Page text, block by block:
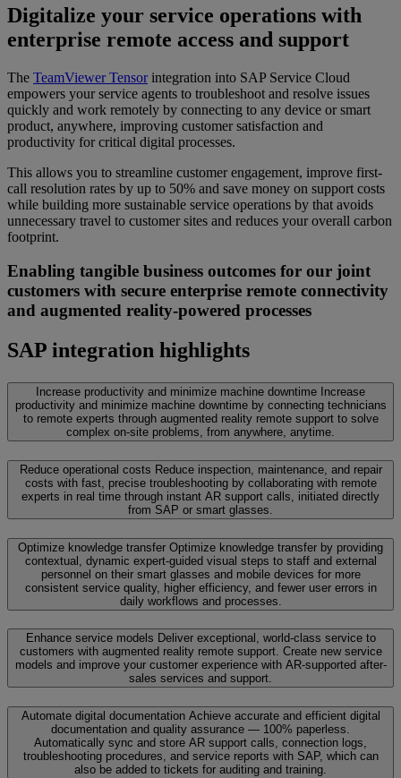
Digitalize your service operations with
enterprise remote access and support
The TeamViewer Tensorintegration into SAP Service Cloud
empowers your service agents to troubleshoot and resolve issues
quickly and work remotely by connecting to any device or smart
product, anywhere, improving customer satisfaction and
productivity for critical digital processes.
This allows you to streamline customer engagement, improve first-
call resolution rates by up to 50% and save money on support costs
while building more sustainable service operations by that avoids
unnecessary travel to customer sites and reduces your overall carbon
footprint.
Enabling tangible business outcomes for our joint
customers with secure enterprise remote connectivity
and augmented reality-powered processes
SAP integration highlights
Increase productivity and minimize machine downtime Increase
productivity and minimize machine downtime by connecting technicians
to remote experts through augmented reality remote support to solve
complex on-site problems, from anywhere, anytime.
Reduce operational costs Reduce inspection, maintenance, and repair
costs with fast, precise troubleshooting by collaborating with remote
experts in real time through instant AR support calls, initiated directly
from SAP or smart glasses.
Optimize knowledge transfer Optimize knowledge transfer by providing
contextual, dynamic expert-guided visual steps to staff and external
personnel on their smart glasses and mobile devices for more
consistent service quality, higher efficiency, and fewer user errors in
daily workflows and processes.
Enhance service models Deliver exceptional, world-class service to
customers with augmented reality remote support. Create new service
models and improve your customer experience with AR-supported after-
sales services and support.
Automate digital documentation Achieve accurate and efficient digital
documentation and quality assurance — 100% paperless.
Automatically sync and store AR support calls, connection logs,
troubleshooting procedures, and service reports with SAP, which can
also be added to tickets for auditing and training.